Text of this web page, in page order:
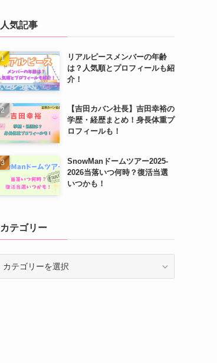
人気記事
リアルピースメンバーの年齢
は？人気順とプロフィールも紹
介！
【吉田カバン社長】吉田幸裕の
学歴・経歴まとめ！身長体重プ
ロフィールも！
SnowManドームツアー2025-
2026当落いつ何時？復活当選
いつかも！
カテゴリー